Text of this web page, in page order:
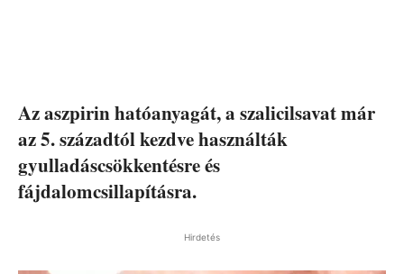
Az aszpirin hatóanyagát, a szalicilsavat már
az 5. századtól kezdve használták
gyulladáscsökkentésre és
fájdalomcsillapításra.
Hirdetés